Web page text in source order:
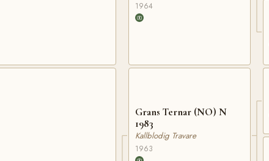
1964
Grans Ternar (NO) N
1983
Kallblodig Travare
1963